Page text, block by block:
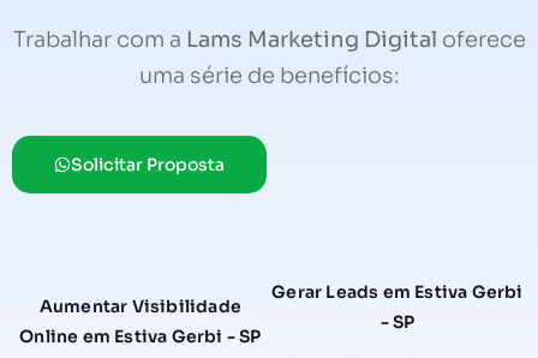
Trabalhar com a Lams Marketing Digital oferece
uma série de benefícios:
Solicitar Proposta
Aumentar Visibilidade
Online em Estiva Gerbi - SP
Gerar Leads em Estiva Gerbi
- SP